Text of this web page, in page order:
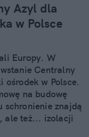
Azyl dla
w Polsce
Europy. W
Centralny
ośrodek w Polsce.
na budowę
schronienie znajdą
ale też... izolacji